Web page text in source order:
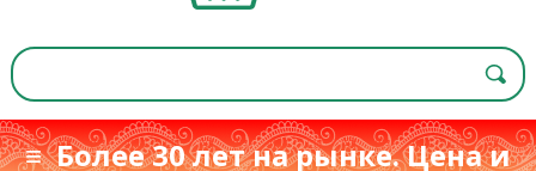
≡ Более 30 лет на рынке. Цена и